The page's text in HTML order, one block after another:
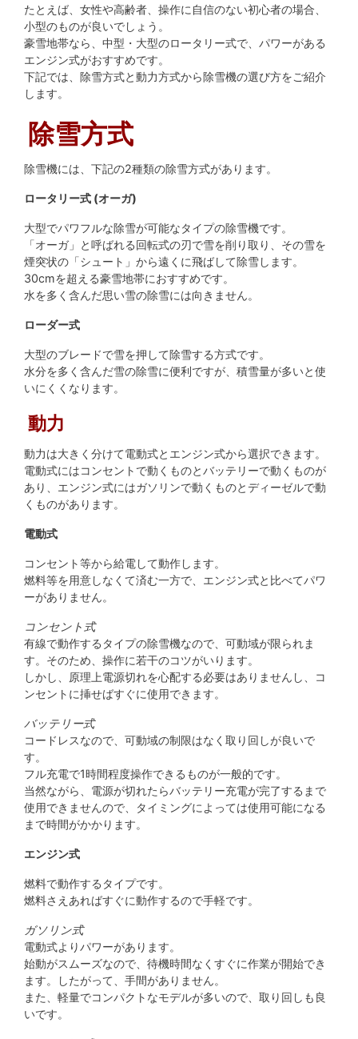
たとえば、女性や高齢者、操作に自信のない初心者の場合、
小型のものが良いでしょう。
豪雪地帯なら、中型・大型のロータリー式で、パワーがある
エンジン式がおすすめです。
下記では、除雪方式と動力方式から除雪機の選び方をご紹介
します。
除雪方式
除雪機には、下記の2種類の除雪方式があります。
ロータリー式 (オーガ)
大型でパワフルな除雪が可能なタイプの除雪機です。
「オーガ」と呼ばれる回転式の刃で雪を削り取り、その雪を
煙突状の「シュート」から遠くに飛ばして除雪します。
30cmを超える豪雪地帯におすすめです。
水を多く含んだ思い雪の除雪には向きません。
ローダー式
大型のブレードで雪を押して除雪する方式です。
水分を多く含んだ雪の除雪に便利ですが、積雪量が多いと使
いにくくなります。
動力
動力は大きく分けて電動式とエンジン式から選択できます。
電動式にはコンセントで動くものとバッテリーで動くものが
あり、エンジン式にはガソリンで動くものとディーゼルで動
くものがあります。
電動式
コンセント等から給電して動作します。
燃料等を用意しなくて済む一方で、エンジン式と比べてパワ
ーがありません。
コンセント式
有線で動作するタイプの除雪機なので、可動域が限られま
す。そのため、操作に若干のコツがいります。
しかし、原理上電源切れを心配する必要はありませんし、コ
ンセントに挿せばすぐに使用できます。
バッテリー式
コードレスなので、可動域の制限はなく取り回しが良いで
す。
フル充電で1時間程度操作できるものが一般的です。
当然ながら、電源が切れたらバッテリー充電が完了するまで
使用できませんので、タイミングによっては使用可能になる
まで時間がかかります。
エンジン式
燃料で動作するタイプです。
燃料さえあればすぐに動作するので手軽です。
ガソリン式
電動式よりパワーがあります。
始動がスムーズなので、待機時間なくすぐに作業が開始でき
ます。したがって、手間がありません。
また、軽量でコンパクトなモデルが多いので、取り回しも良
いです。